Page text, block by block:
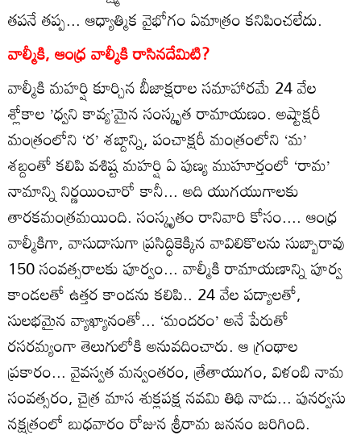
తపనే తప్ప... ఆధ్యాత్మిక వైభోగం ఏమాత్రం కనిపించలేదు.
వాల్మీకి, ఆంధ్ర వాల్మీకి రాసినదేమిటి?
వాల్మీకి మహర్షి కూర్చిన బీజాక్షరాల సమాహారమే 24 వేల
శ్లోకాల ’ధ్వని కావ్య’మైన సంస్కృత రామాయణం. అష్టాక్షరీ
మంత్రంలోని ‘ర’ శబ్దాన్ని, పంచాక్షరీ మంత్రంలోని ‘మ’
శబ్దంతో కలిపి వశిష్ట మహర్షి ఏ పుణ్య ముహూర్తంలో ‘రామ’
నామాన్ని నిర్ణయించారో కానీ... అది యుగయుగాలకు
తారకమంత్రమయింది. సంస్కృతం రానివారి కోసం.... ఆంధ్ర
వాల్మీకిగా, వాసుదాసుగా ప్రసిద్ధికెక్కిన వావిలికొలను సుబ్బారావు
150 సంవత్సరాలకు పూర్వం... వాల్మీకి రామాయణాన్ని పూర్వ
కాండలతో ఉత్తర కాండను కలిపి.. 24 వేల పద్యాలతో,
సులభమైన వ్యాఖ్యానంతో... ‘మందరం’ అనే పేరుతో
రసరమ్యంగా తెలుగులోకి అనువదించారు. ఆ గ్రంథాల
ప్రకారం... వైవస్వత మన్వంతరం, త్రేతాయుగం, విళంబి నామ
సంవత్సరం, చైత్ర మాస శుక్లపక్ష నవమి తిథి నాడు... పునర్వసు
నక్షత్రంలో బుధవారం రోజున శ్రీరామ జననం జరిగింది.